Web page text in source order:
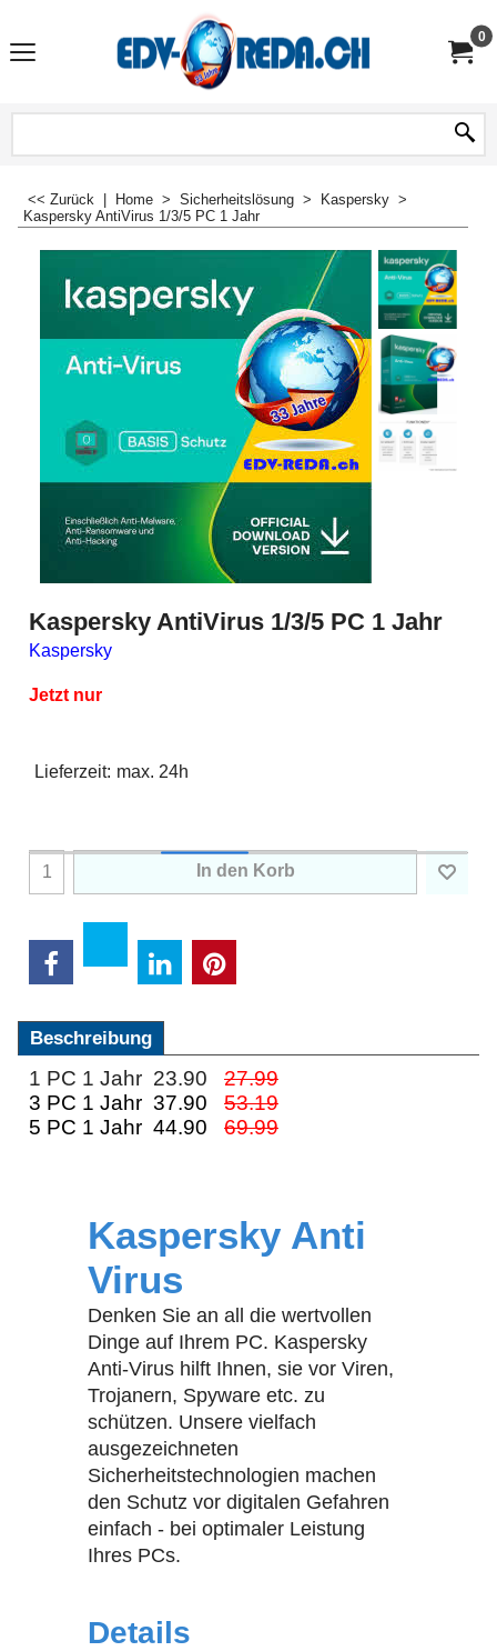
0
<< Zurück Home > Sicherheitslösung > Kaspersky >
Kaspersky AntiVirus 1/3/5 PC 1 Jahr
Kaspersky AntiVirus 1/3/5 PC 1 Jahr
Kaspersky
Jetzt nur
Lieferzeit: max. 24h
In den Korb
Beschreibung
1 PC 1 Jahr 23.90 27.99
3 PC 1 Jahr 37.90
53.19
5 PC 1 Jahr 44.90
69.99
Kaspersky Anti
Virus
Denken Sie an all die wertvollen
Dinge auf Ihrem PC. Kaspersky
Anti-Virus hilft Ihnen, sie vor Viren,
Trojanern, Spyware etc. zu
schützen. Unsere vielfach
ausgezeichneten
Sicherheitstechnologien machen
den Schutz vor digitalen Gefahren
einfach - bei optimaler Leistung
Ihres PCs.
Details